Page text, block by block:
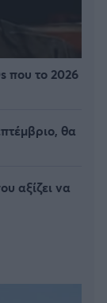
που το 2026
θα
αξίζει να